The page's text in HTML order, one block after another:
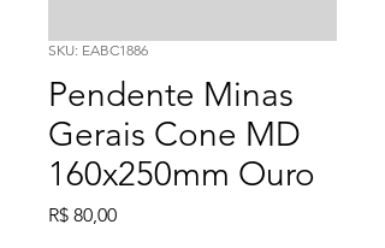
SKU: EABC1886
Pendente Minas
Gerais Cone MD
160x250mm Ouro
R$ 80,00Preço